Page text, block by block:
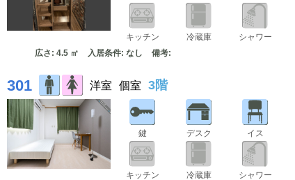
キッチン 冷蔵庫 シャワー
広さ: 4.5 ㎡ 入居条件: なし 備考:
301 洋室 個室 3階
鍵 デスク イス
キッチン 冷蔵庫 シャワー